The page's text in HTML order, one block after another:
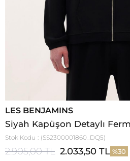
LES BENJAMINS
Siyah Kapüşon Detaylı
Stok Kodu (SS2300001860_DQ5)
2.905,00 TL 2.033,50 TL 30